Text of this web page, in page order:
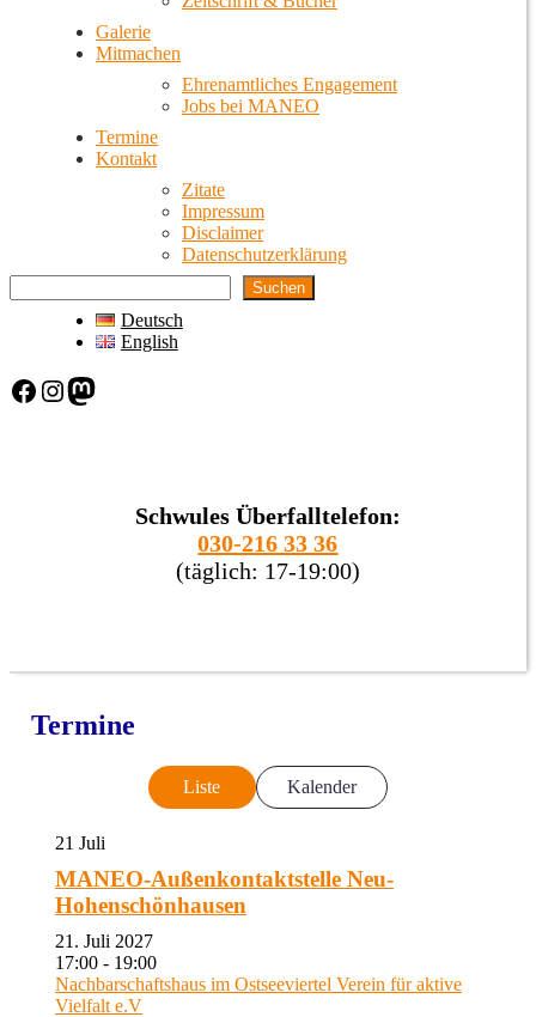
Galerie
Mitmachen
Ehrenamtliches Engagement
Jobs bei MANEO
Termine
Kontakt
Zitate
Impressum
Disclaimer
Datenschutzerklärung
Suchen
Deutsch
English
Facebook Instagram Mastodon
Schwules Überfalltelefon:
030-216 33 36
(täglich: 17-19:00)
Termine
Liste Kalender
21 Juli
MANEO-Außenkontaktstelle Neu-
Hohenschönhausen
21. Juli 2027
17:00 - 19:00
Nachbarschaftshaus im Ostseeviertel Verein für aktive
Vielfalt e.V